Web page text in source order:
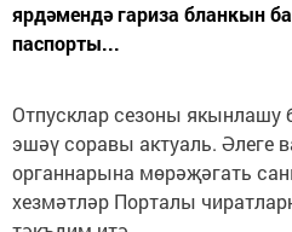
ярдәмендә гариза бланкын
паспорты...
Отпусклар сезоны якынлашу
эшәү соравы актуаль. Әлеге
органнарына мөрәҗәгать
хезмәтләр Порталы